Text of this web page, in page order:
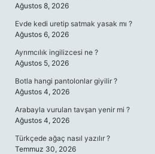
Ağustos 8, 2026
Evde kedi uretip satmak yasak mı ?
Ağustos 6, 2026
Ayrımcılık ingilizcesi ne ?
Ağustos 5, 2026
Botla hangi pantolonlar giyilir ?
Ağustos 4, 2026
Arabayla vurulan tavşan yenir mi ?
Ağustos 4, 2026
Türkçede ağaç nasıl yazılır ?
Temmuz 30, 2026